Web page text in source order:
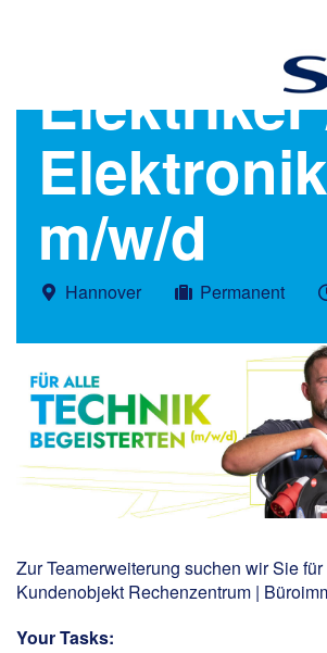
Elektriker
m/w/d
Hannover Permanent
Zur Teamerweiterung suchen wir Sie
Kundenobjekt Rechenzentrum |
Your Tasks: